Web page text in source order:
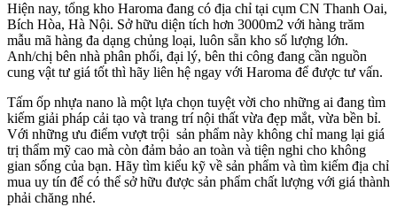
Hiện nay, tổng kho Haroma đang có địa chỉ tại cụm CN Thanh Oai,
Bích Hòa, Hà Nội. Sở hữu diện tích hơn 3000m2 với hàng trăm
mẫu mã hàng đa dạng chủng loại, luôn sẵn kho số lượng lớn.
Anh/chị bên nhà phân phối, đại lý, bên thi công đang cần nguồn
cung vật tư giá tốt thì hãy liên hệ ngay với Haroma để được tư vấn.
Tấm ốp nhựa nano là một lựa chọn tuyệt vời cho những ai đang tìm
kiếm giải pháp cải tạo và trang trí nội thất vừa đẹp mắt, vừa bền bỉ.
Với những ưu điểm vượt trội sản phẩm này không chỉ mang lại giá
trị thẩm mỹ cao mà còn đảm bảo an toàn và tiện nghi cho không
gian sống của bạn. Hãy tìm kiểu kỹ về sản phẩm và tìm kiếm địa chỉ
mua uy tín để có thể sở hữu được sản phẩm chất lượng với giá thành
phải chăng nhé.